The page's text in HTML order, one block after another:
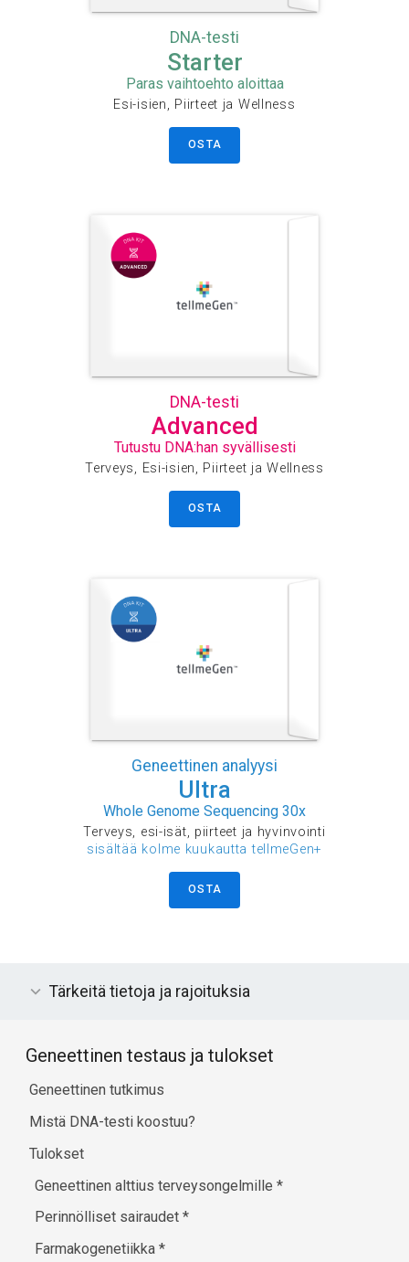
DNA-testi
Starter
Paras vaihtoehto aloittaa
Esi-isien, Piirteet ja Wellness
OSTA
DNA-testi
Advanced
Tutustu DNA:han syvällisesti
Terveys, Esi-isien, Piirteet ja Wellness
OSTA
Geneettinen analyysi
Ultra
Whole Genome Sequencing 30x
Terveys, esi-isät, piirteet ja hyvinvointi
sisältää kolme kuukautta tellmeGen+
OSTA
Tärkeitä tietoja ja rajoituksia
Geneettinen testaus ja tulokset
Geneettinen tutkimus
Mistä DNA-testi koostuu?
Tulokset
Geneettinen alttius terveysongelmille*
Perinnölliset sairaudet*
Farmakogenetiikka*